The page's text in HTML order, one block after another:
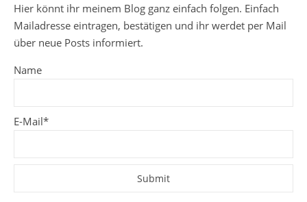
Hier könnt ihr meinem Blog ganz einfach folgen. Einfach
Mailadresse eintragen, bestätigen und ihr werdet per Mail
über neue Posts informiert.
Name
E-Mail*